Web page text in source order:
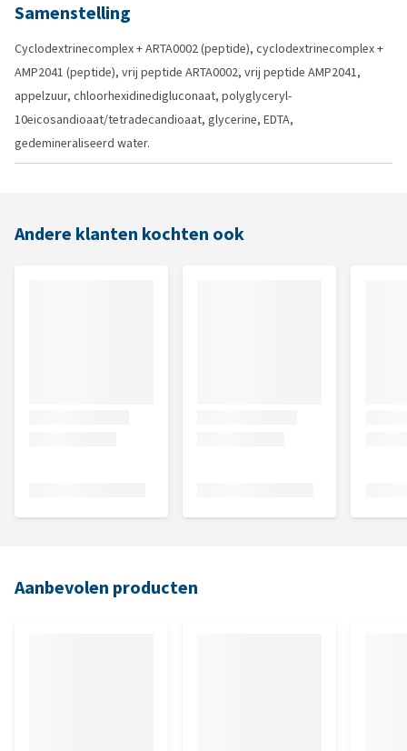
Samenstelling
Cyclodextrinecomplex + ARTA0002 (peptide), cyclodextrinecomplex +
AMP2041 (peptide), vrij peptide ARTA0002, vrij peptide AMP2041,
appelzuur, chloorhexidinedigluconaat, polyglyceryl-
10eicosandioaat/tetradecandioaat, glycerine, EDTA,
gedemineraliseerd water.
Andere klanten kochten ook
Aanbevolen producten